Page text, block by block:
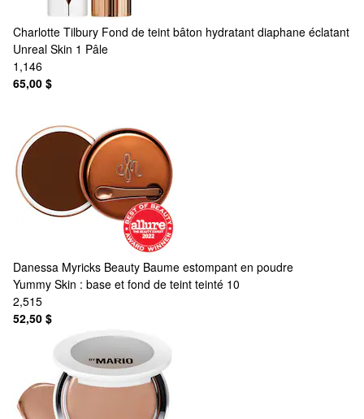
Charlotte Tilbury Fond de teint bâton hydratant diaphane éclatant
Unreal Skin 1 Pâle
1,146
65,00 $
Danessa Myricks Beauty Baume estompant en poudre
Yummy Skin : base et fond de teint teinté 10
2,515
52,50 $